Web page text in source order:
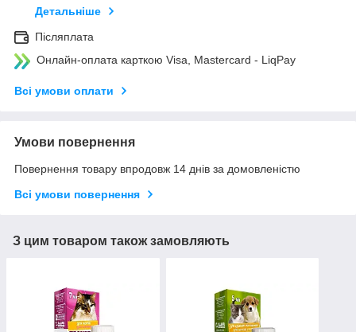
Детальніше
Післяплата
Онлайн-оплата карткою Visa, Mastercard - LiqPay
Всі умови оплати
Умови повернення
Повернення товару впродовж 14 днів за домовленістю
Всі умови повернення
З цим товаром також замовляють